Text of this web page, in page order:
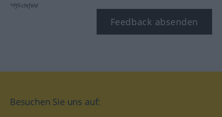
*Pflichtfeld
Feedback absenden
Besuchen Sie uns auf: